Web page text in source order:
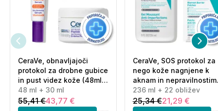
CeraVe, obnavljajoči
protokol za drobne gubice
in pust videz kože (48ml
+ 30 ml)
48 ml + 30 ml
55,41 €43,77 €
CeraVe, SOS protokol za
nego kože nagnjene k
aknam in nepravilnostim
(236 ml + 22 obližev)
236 ml + 22 obližev
25,34 €21,29 €